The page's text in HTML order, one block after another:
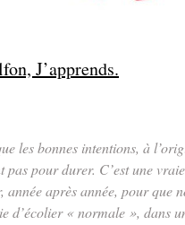
J’apprends.
les bonnes intentions, à
pas pour durer. C’est une
après année, pour que
d’écolier « normale », dans